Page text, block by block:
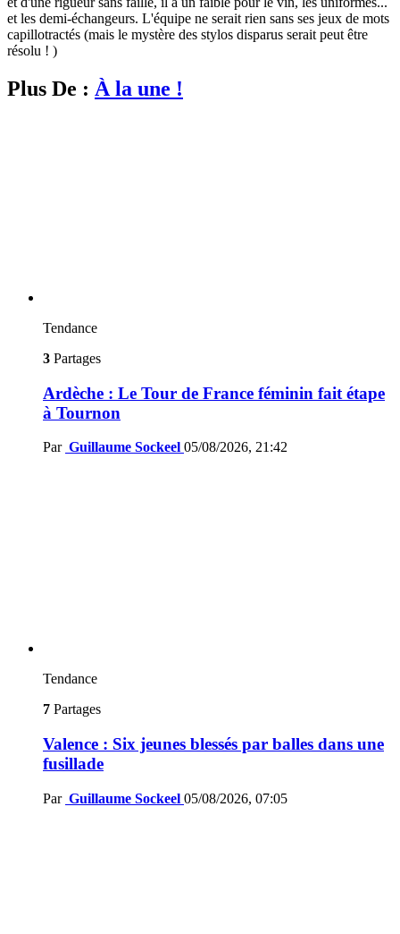
et les demi-échangeurs. L'équipe ne serait rien sans ses jeux de mots
capillotractés (mais le mystère des stylos disparus serait peut être
résolu ! )
Plus De : À la une !
Tendance
3 Partages
Ardèche : Le Tour de France féminin fait étape
à Tournon
Par Guillaume Sockeel 05/08/2026, 21:42
Tendance
7 Partages
Valence : Six jeunes blessés par balles dans une
fusillade
Par Guillaume Sockeel 05/08/2026, 07:05